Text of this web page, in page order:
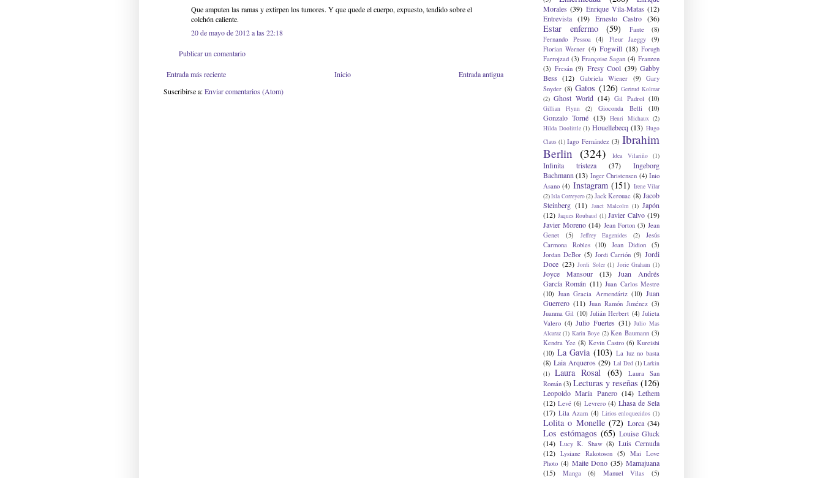
Que amputen las ramas y extirpen los tumores. Y que quede el cuerpo, expuesto, tendido sobre el
colchón caliente.
20 de mayo de 2012 a las 22:18
Publicar un comentario
Entrada más reciente Entrada antigua
Inicio
Suscribirse a:Enviar comentarios (Atom)
Morales (39) Enrique Vila-Matas (12)
Entrevista (19) Ernesto Castro (36)
Estar enfermo (59) Fante
(8)
Fernando Pessoa
(4) Fleur Jaeggy
(9)
Florian Werner (4) Fogwill (18) Forugh
Farrojzad (3) Françoise Sagan (4) Franzen
(3) Fresán (9) Fresy Cool (39) Gabby
Bess (12) Gabriela Wiener (9)
Gary
Snyder (8) Gatos (126) Gertrud Kolmar
(2) Ghost World (14) Gil Padrol (10)
Gillian Flynn (2) Gioconda Belli (10)
Gonzalo Torné (13) Henri Michaux (2)
Hilda Doolittle (1) Houellebecq (13) Hugo
Claus (1) Iago Fernández (3) Ibrahim
Berlin (324) Idea Vilariño (1)
Infinita tristeza (37)
Ingeborg
Bachmann (13) Inger Christensen (4) Inio
Asano (4) Instagram (151) Irene Vilar
(2)Isla Correyero(2) Jack Kerouac (8) Jacob
Steinberg (11) Janet Malcolm (1) Japón
(12) Jaques Roubaud (1) Javier Calvo (19)
Javier Moreno (14) Jean Forton (3) Jean
Genet
(5) Jeffrey Eugenides (2)
Jesús
Carmona Robles
(10) Joan Didion
(5)
Jordan DeBor (5) Jordi Carrión (9) Jordi
Doce (23) Jordi Soler (1) Jorie Graham (1)
Joyce Mansour (13)
Juan Andrés
García Román (11) Juan Carlos Mestre
(10) Juan Gracia Armendáriz (10) Juan
Guerrero (11) Juan Ramón Jiménez (3)
Juanma Gil (10) Julián Herbert (4) Julieta
Valero (4) Julio Fuertes (31) Julio Mas
Alcaraz (1) Karin Boye (2) Ken Baumann (3)
Kendra Yee (8) Kevin Castro (6) Kureishi
(10) La Gavia (103) La luz no basta
(8) Laia Arqueros (29) Lal Ded (1) Larkin
(1)
Laura Rosal (63)
Laura San
Román (3) Lecturas y reseñas (126)
Leopoldo María Panero (14) Lethem
(12) Levé (6) Levrero (4) Lhasa de Sela
(17) Lila Azam (4) Lirios enloquecidos (1)
Lolita o Monelle (72) Lorca (34)
Los estómagos (65) Louise Gluck
(14) Lucy K. Shaw (8) Luis Cernuda
(12) Lysiane Rakotoson (5)
Mai Love
Photo (4) Maite Dono (35) Mamajuana
(15)
Manga (6) Manuel Vilas (5)